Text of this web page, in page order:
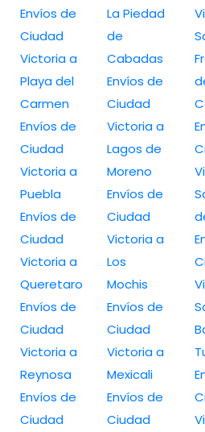
Envíos de
Ciudad
Victoria a
Playa del
Carmen
Envíos de
Ciudad
Victoria a
Puebla
Envíos de
Ciudad
Victoria a
Queretaro
Envíos de
Ciudad
Victoria a
Reynosa
Envíos de
Ciudad
La Piedad
de
Cabadas
Envíos de
Ciudad
Victoria a
Lagos de
Moreno
Envíos de
Ciudad
Victoria a
Los
Mochis
Envíos de
Ciudad
Victoria a
Mexicali
Envíos de
Ciudad